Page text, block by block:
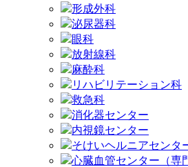
形成外科
泌尿器科
眼科
放射線科
麻酔科
リハビリテーション科
救急科
消化器センター
内視鏡センター
そけいヘルニアセンタ
心臓血管センター（専